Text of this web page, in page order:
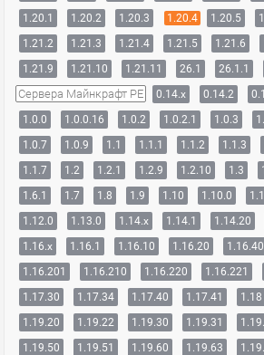
1.20.1
1.20.2 1.20.3 1.20.4 1.20.5
1.21.2
1.21.3 1.21.4 1.21.5 1.21.6
1.21.9
1.21.10 1.21.11 26.1 26.1.1
Сервера Майнкрафт PE 0.14.x 0.14.2
1.0.0
1.0.0.16 1.0.2 1.0.2.1 1.0.3
1.0.7
1.0.9 1.1 1.1.1 1.1.2 1.1.3
1.1.7
1.2 1.2.1 1.2.9 1.2.10 1.3
1.6.1
1.7 1.8 1.9 1.10 1.10.0
1.12.0
1.13.0 1.14.x 1.14.1 1.14.20
1.16.x
1.16.1 1.16.10 1.16.20 1.16.40
1.16.201
1.16.210 1.16.220 1.16.221
1.17.30
1.17.34 1.17.40 1.17.41 1.18
1.19.20
1.19.22 1.19.30 1.19.31
1.19.50
1.19.51 1.19.60 1.19.63